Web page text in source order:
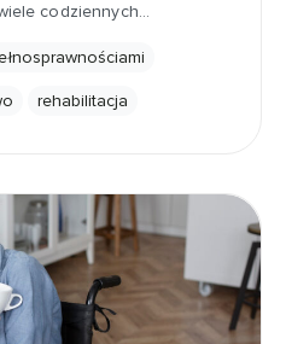
codziennych…
rehabilitacja